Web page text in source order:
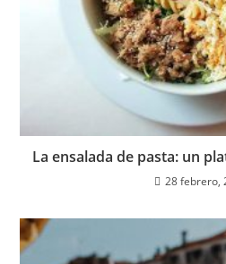
La ensalada de pasta: un
28 febrero,